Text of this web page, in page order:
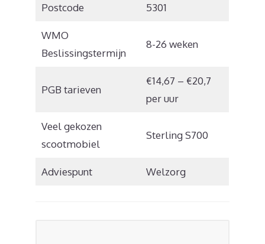
Postcode 5301
WMO
Beslissingstermijn
8-26 weken
PGB tarieven
€14,67 – €20,7
per uur
Veel gekozen
scootmobiel
Sterling S700
Adviespunt Welzorg